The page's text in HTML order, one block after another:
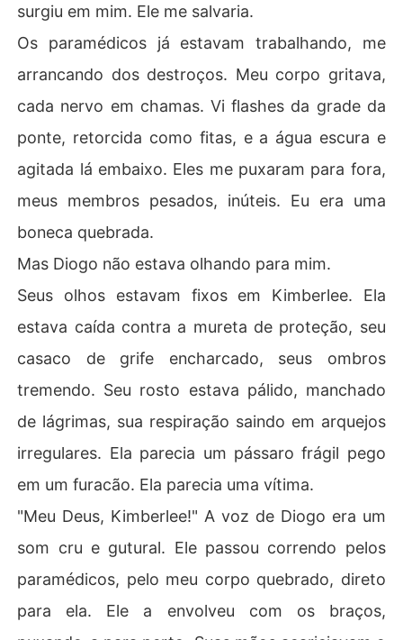
surgiu em mim. Ele me salvaria.
Os paramédicos já estavam trabalhando, me
arrancando dos destroços. Meu corpo gritava,
cada nervo em chamas. Vi flashes da grade da
ponte, retorcida como fitas, e a água escura e
agitada lá embaixo. Eles me puxaram para fora,
meus membros pesados, inúteis. Eu era uma
boneca quebrada.
Mas Diogo não estava olhando para mim.
Seus olhos estavam fixos em Kimberlee. Ela
estava caída contra a mureta de proteção, seu
casaco de grife encharcado, seus ombros
tremendo. Seu rosto estava pálido, manchado
de lágrimas, sua respiração saindo em arquejos
irregulares. Ela parecia um pássaro frágil pego
em um furacão. Ela parecia uma vítima.
"Meu Deus, Kimberlee!" A voz de Diogo era um
som cru e gutural. Ele passou correndo pelos
paramédicos, pelo meu corpo quebrado, direto
para ela. Ele a envolveu com os braços,